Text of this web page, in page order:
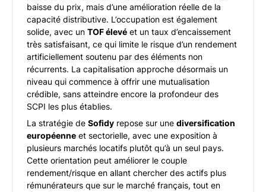
baisse du prix, mais d’une amélioration réelle de la
capacité distributive. L’occupation est également
solide, avec un TOF élevé et un taux d’encaissement
très satisfaisant, ce qui limite le risque d’un rendement
artificiellement soutenu par des éléments non
récurrents. La capitalisation approche désormais un
niveau qui commence à offrir une mutualisation
crédible, sans atteindre encore la profondeur des
SCPI les plus établies.
La stratégie de Sofidy repose sur une diversification
européenne et sectorielle, avec une exposition à
plusieurs marchés locatifs plutôt qu’à un seul pays.
Cette orientation peut améliorer le couple
rendement/risque en allant chercher des actifs plus
rémunérateurs que sur le marché français, tout en